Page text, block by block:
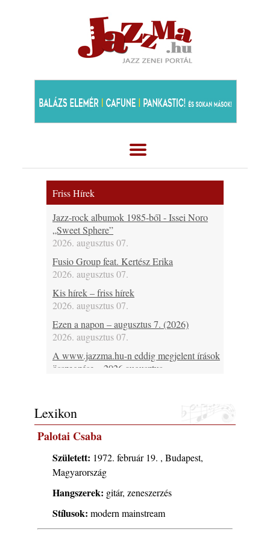
Friss Hírek
Jazz-rock albumok 1985-ből - Issei Noro
„Sweet Sphere”
2026. augusztus 07.
Fusio Group feat. Kertész Erika
2026. augusztus 07.
Kis hírek – friss hírek
2026. augusztus 07.
Ezen a napon – augusztus 7. (2026)
2026. augusztus 07.
A www.jazzma.hu-n eddig megjelent írások
összegzése – 2026 augusztus
2026. augusztus 06.
Jazz-rock albumok 1984-ből - John Scofield
„Electric Outlet”
2026. augusztus 06.
X. BOHÉM JAZZFŐVÁROS fesztivál,
Kecskemét, 2026. augusztus 6-9.: 4 nap, 4
színpad, 10 ország zenészei, 40 óra zene és
tánc!
2026. augusztus 05.
Lexikon
Palotai Csaba
Született: 1972. február 19. , Budapest,
Magyarország
Hangszerek: gitár, zeneszerzés
Stílusok: modern mainstream